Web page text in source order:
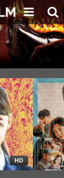
HD